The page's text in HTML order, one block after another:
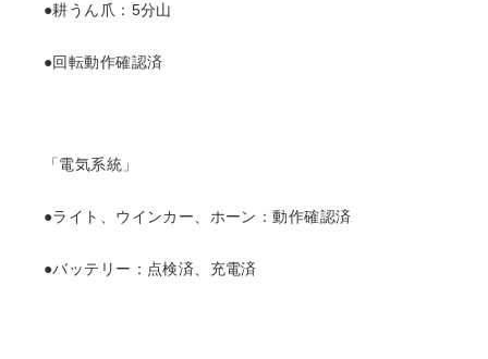
●耕うん爪：5分山
●回転動作確認済
「電気系統」
●ライト、ウインカー、ホーン：動作確認済
●バッテリー：点検済、充電済